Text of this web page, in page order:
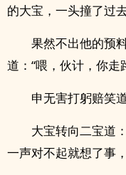
的大宝，一头撞了过去
果然不出他的预
道：“喂，伙计，你走
申无害打躬赔笑
大宝转向二宝道
一声对不起就想了事